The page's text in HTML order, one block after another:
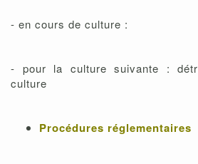
- en cours de culture :
- pour la culture suivante :
culture
Procédures réglementaires